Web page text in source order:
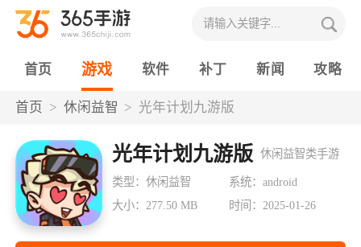
首页 游戏 软件 补丁 新闻 攻略
首页 休闲益智 光年计划九游版
光年计划九游版 休闲益智类手游
类型：休闲益智
系统：android
大小：277.50 MB
时间：2025-01-26